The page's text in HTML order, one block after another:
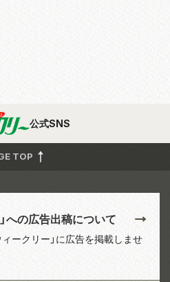
公式SNS
TOP
への広告出稿について
ィークリー」に広告を掲載しませ